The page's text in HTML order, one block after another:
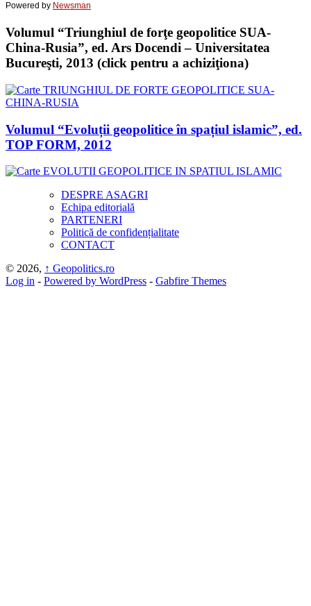
Powered by Newsman
Volumul “Triunghiul de forţe geopolitice SUA-
China-Rusia”, ed. Ars Docendi – Universitatea
Bucureşti, 2013 (click pentru a achiziţiona)
Volumul “Evoluții geopolitice în spațiul islamic”, ed.
TOP FORM, 2012
DESPRE ASAGRI
Echipa editorială
PARTENERI
Politică de confidențialitate
CONTACT
© 2026, ↑ Geopolitics.ro
Log in - Powered by WordPress - Gabfire Themes